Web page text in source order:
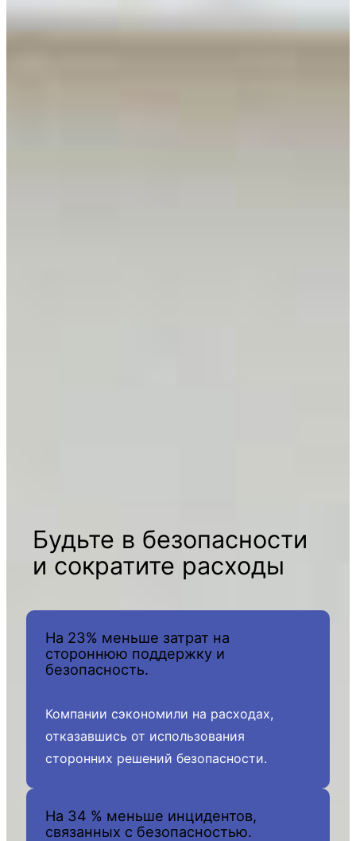
Будьте в безопасности
и сократите расходы
На 23% меньше затрат на
стороннюю поддержку и
безопасность.
Компании сэкономили на расходах,
отказавшись от использования
сторонних решений безопасности.
На 34 % меньше инцидентов,
связанных с безопасностью.